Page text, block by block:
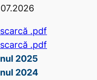
.pdf
.pdf
2025
2024